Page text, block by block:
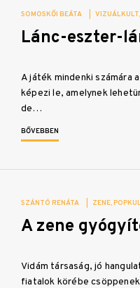
SOMOSKŐI BEÁTA VIZUÁLKULT
Lánc-eszter-
A játék mindenki számára
képezi le, amelynek
de…
BŐVEBBEN
SZÁNTÓ RENÁTA ZENE
A zene
Vidám társaság, jó
fiatalok körébe